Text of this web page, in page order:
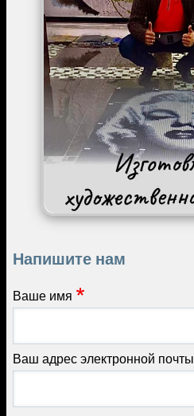
Напишите нам
Ваше имя
Ваш адрес электронной почты